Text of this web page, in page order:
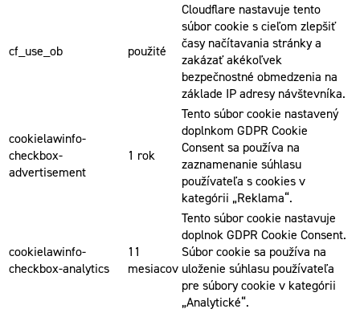
cf_use_ob použité
Cloudflare nastavuje tento
súbor cookie s cieľom zlepšiť
časy načítavania stránky a
zakázať akékoľvek
bezpečnostné obmedzenia na
základe IP adresy návštevníka.
cookielawinfo-
checkbox-
advertisement
1 rok
Tento súbor cookie nastavený
doplnkom GDPR Cookie
Consent sa používa na
zaznamenanie súhlasu
používateľa s cookies v
kategórii „Reklama“.
cookielawinfo-
checkbox-analytics
11
mesiacov
Tento súbor cookie nastavuje
doplnok GDPR Cookie Consent.
Súbor cookie sa používa na
uloženie súhlasu používateľa
pre súbory cookie v kategórii
„Analytické“.